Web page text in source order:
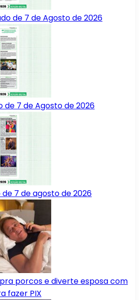
de 7 de Agosto de 2026
de 7 de Agosto de 2026
de 7 de agosto de 2026
porcos e diverte esposa com
fazer PIX